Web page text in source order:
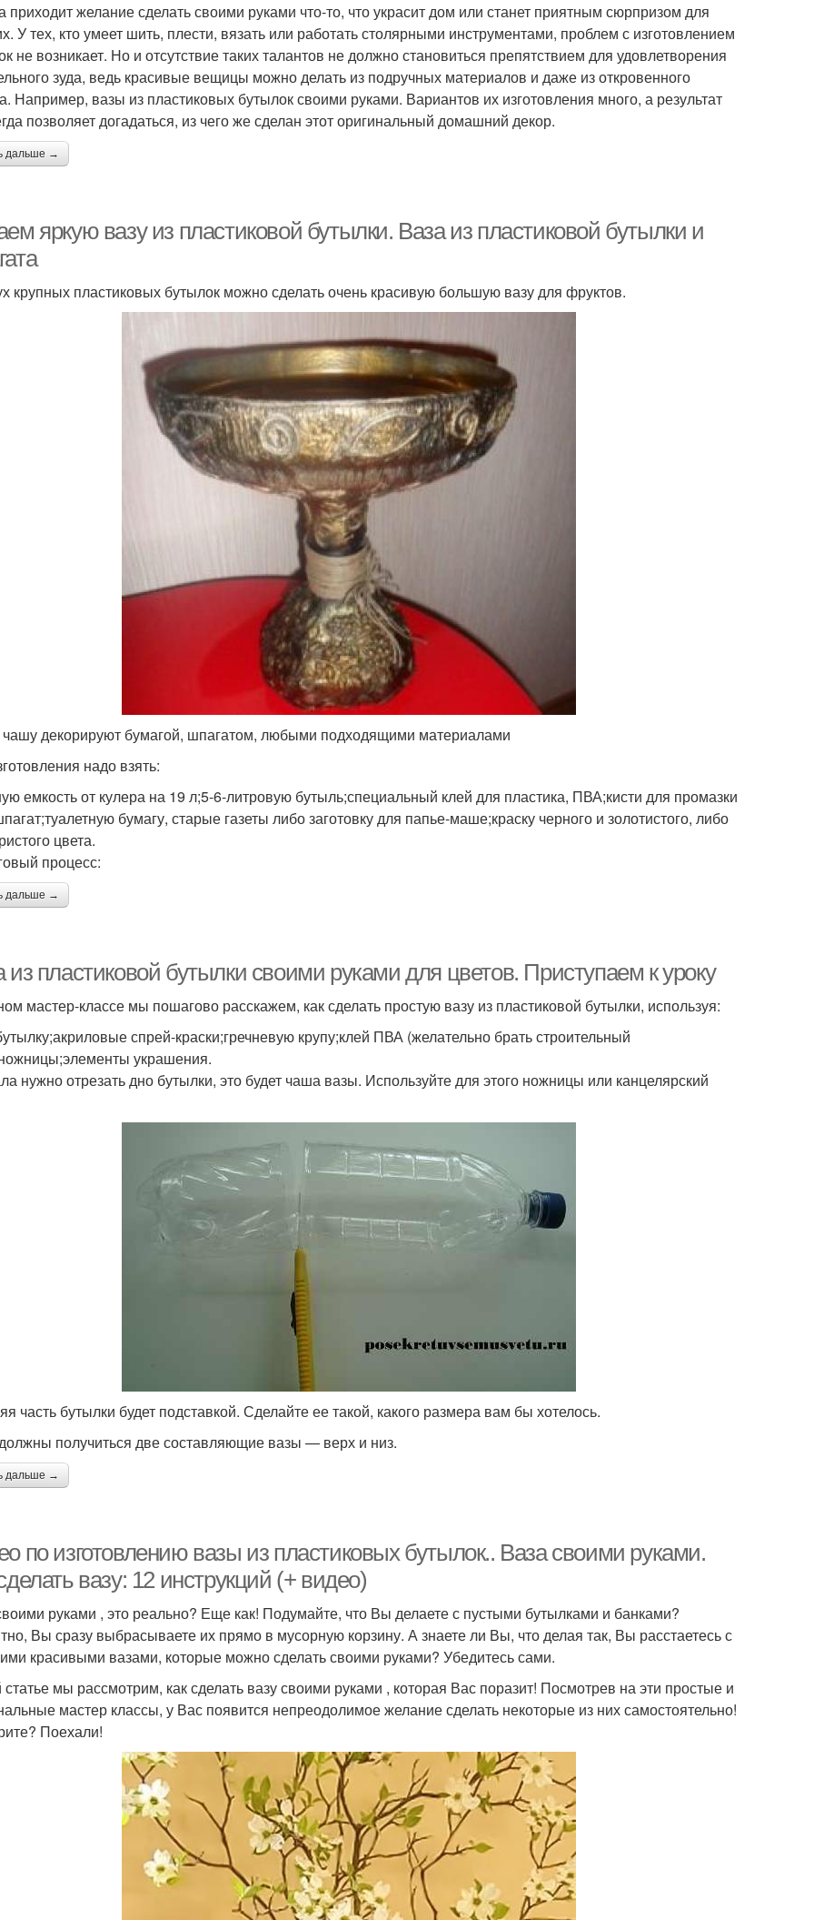
приходит желание сделать своими руками что-то, что украсит дом или станет приятным сюрпризом для
У тех, кто умеет шить, плести, вязать или работать столярными инструментами, проблем с изготовлением
не возникает. Но и отсутствие таких талантов не должно становиться препятствием для удовлетворения
зуда, ведь красивые вещицы можно делать из подручных материалов и даже из откровенного
Например, вазы из пластиковых бутылок своими руками. Вариантов их изготовления много, а результат
позволяет догадаться, из чего же сделан этот оригинальный домашний декор.
дальше →
яркую вазу из пластиковой бутылки. Ваза из пластиковой бутылки и
крупных пластиковых бутылок можно сделать очень красивую большую вазу для фруктов.
декорируют бумагой, шпагатом, любыми подходящими материалами
надо взять:
емкость от кулера на 19 л;5-6-литровую бутыль;специальный клей для пластика, ПВА;кисти для промазки
бумагу, старые газеты либо заготовку для папье-маше;краску черного и золотистого, либо
цвета.
процесс:
дальше →
из пластиковой бутылки своими руками для цветов. Приступаем к уроку
мастер-классе мы пошагово расскажем, как сделать простую вазу из пластиковой бутылки, используя:
спрей-краски;гречневую крупу;клей ПВА (желательно брать строительный
украшения.
нужно отрезать дно бутылки, это будет чаша вазы. Используйте для этого ножницы или канцелярский
часть бутылки будет подставкой. Сделайте ее такой, какого размера вам бы хотелось.
получиться две составляющие вазы — верх и низ.
дальше →
по изготовлению вазы из пластиковых бутылок.. Ваза своими руками.
вазу: 12 инструкций (+ видео)
руками , это реально? Еще как! Подумайте, что Вы делаете с пустыми бутылками и банками?
Вы сразу выбрасываете их прямо в мусорную корзину. А знаете ли Вы, что делая так, Вы расстаетесь с
красивыми вазами, которые можно сделать своими руками? Убедитесь сами.
статье мы рассмотрим, как сделать вазу своими руками , которая Вас поразит! Посмотрев на эти простые и
мастер классы, у Вас появится непреодолимое желание сделать некоторые из них самостоятельно!
Поехали!